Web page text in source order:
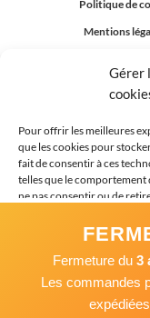
Gérer
Pour offrir les meilleures
que les cookies pour
fait de consentir à ces
telles que le comportement
ne pas consentir ou de
Politique de
Mentions
Fermeture du 3
Les commandes